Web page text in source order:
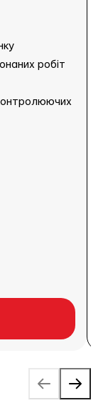
робіт